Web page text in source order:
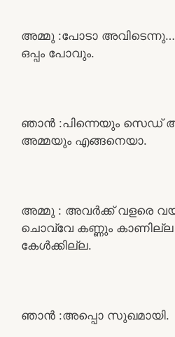
അമ്മു :പോടാ
ഒപ്പം പോവും.
ഞാൻ :പിന്നെയും സെഡ്
അമ്മയും എങ്ങനെയാ.
അമ്മു : അവർക്ക് വളരെ
ചൊവ്വേ കണ്ണും കാണില്ല
കേൾക്കില്ല.
ഞാൻ :അപ്പൊ സുഖമായി.